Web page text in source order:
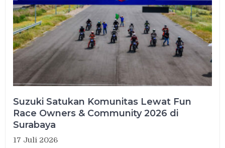
Suzuki Satukan Komunitas Lewat Fun
Race Owners & Community 2026 di
Surabaya
17 Juli 2026